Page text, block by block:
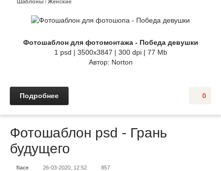
Шаблоны / Женские
Фотошаблон для фотомонтажа - Победа девушки
1 psd | 3500x3847 | 300 dpi | 77 Mb
Автор: Norton
0
Подробнее
Фотошаблон psd - Грань
будущего
fiace 26-03-2020, 12:52 857